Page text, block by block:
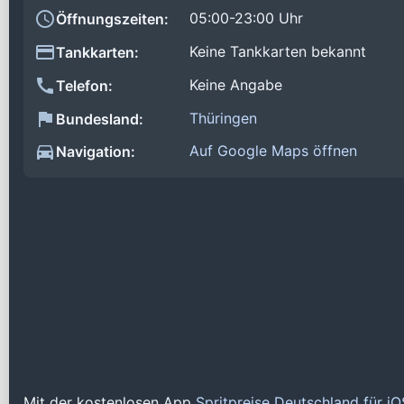
Öffnungszeiten:
05:00-23:00 Uhr
Tankkarten:
Keine Tankkarten bekannt
Telefon:
Keine Angabe
Bundesland:
Thüringen
Navigation:
Auf Google Maps öffnen